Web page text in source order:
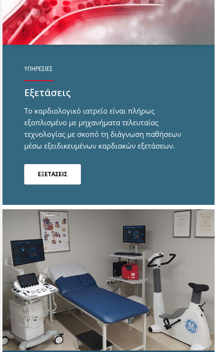
ΥΠΗΡΕΣΙΕΣ
Εξετάσεις
Το καρδιολογικό ιατρείο είναι πλήρως
εξοπλισμένο με μηχανήματα τελευταίας
τεχνολογίας με σκοπό τη διάγνωση παθήσεων
μέσω εξειδικευμένων καρδιακών εξετάσεων.
ΕΞΕΤΑΣΕΙΣ